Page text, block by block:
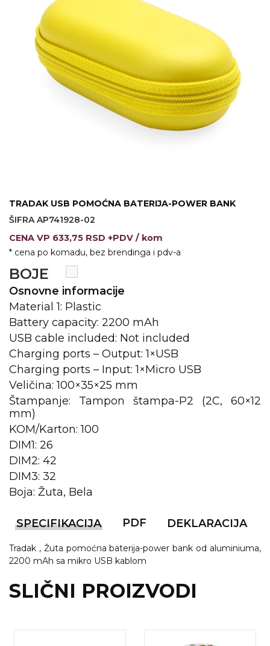
VINO I BAR
UPALJAČI
SLOBODNO VREME
DUKSEVI I KABANICE
KAČKETI, KAPE I ŠEŠIRI
POLO MAJICE
KOŠULJE
UNIFORME
STRETCH TOPS
SUBLIMACIJA
CRICKET UPALJAČI
ŠIBICA
JAKNE I PRSLUCI
HYGIENIC KOLEKCIJA
OKOVRATNE ID TRAKICE
PRIBOR ZA PISANJE
NARUKVICE ZA ŽURKE I
DOGAĐAJE
ID PLOČICA
BOCE
TEHNOLOGIJA
TEHNOLOGIJA
GADŽETI
TEKSTIL
KOŠULJE
TEKSTIL
PANTALONE
TEKSTIL
TRADAK USB POMOĆNA BATERIJA-POWER BANK
ŠIFRA AP741928-02
CENA VP 633,75 RSD +PDV / kom
* cena po komadu, bez brendinga i pdv-a
BOJE
Osnovne informacije
Material 1: Plastic
Battery capacity: 2200 mAh
USB cable included: Not included
Charging ports – Output: 1×USB
Charging ports – Input: 1×Micro USB
Veličina: 100×35×25 mm
Štampanje: Tampon štampa-P2 (2C, 60×12
mm)
KOM/Karton: 100
DIM1: 26
DIM2: 42
DIM3: 32
Boja: Žuta, Bela
SPECIFIKACIJA PDF DEKLARACIJA
Tradak , Žuta pomoćna baterija-power bank od aluminiuma,
2200 mAh sa mikro USB kablom
SLIČNI PROIZVODI